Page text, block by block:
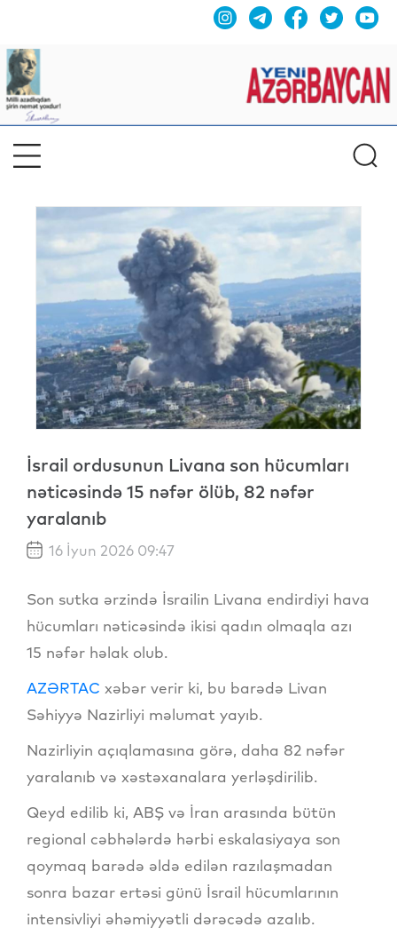
İsrail ordusunun Livana son hücumları
nəticəsində 15 nəfər ölüb, 82 nəfər
yaralanıb
16 İyun 2026 09:47
Son sutka ərzində İsrailin Livana endirdiyi hava
hücumları nəticəsində ikisi qadın olmaqla azı
15 nəfər həlak olub.
AZƏRTAC xəbər verir ki, bu barədə Livan
Səhiyyə Nazirliyi məlumat yayıb.
Nazirliyin açıqlamasına görə, daha 82 nəfər
yaralanıb və xəstəxanalara yerləşdirilib.
Qeyd edilib ki, ABŞ və İran arasında bütün
regional cəbhələrdə hərbi eskalasiyaya son
qoymaq barədə əldə edilən razılaşmadan
sonra bazar ertəsi günü İsrail hücumlarının
intensivliyi əhəmiyyətli dərəcədə azalıb.